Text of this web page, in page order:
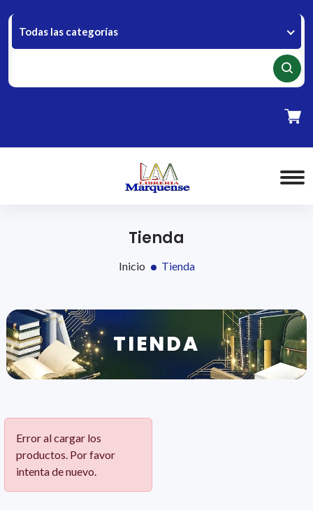
Todas las categorías
Tienda
Inicio Tienda
TIENDA
Error al cargar los
productos. Por favor
intenta de nuevo.